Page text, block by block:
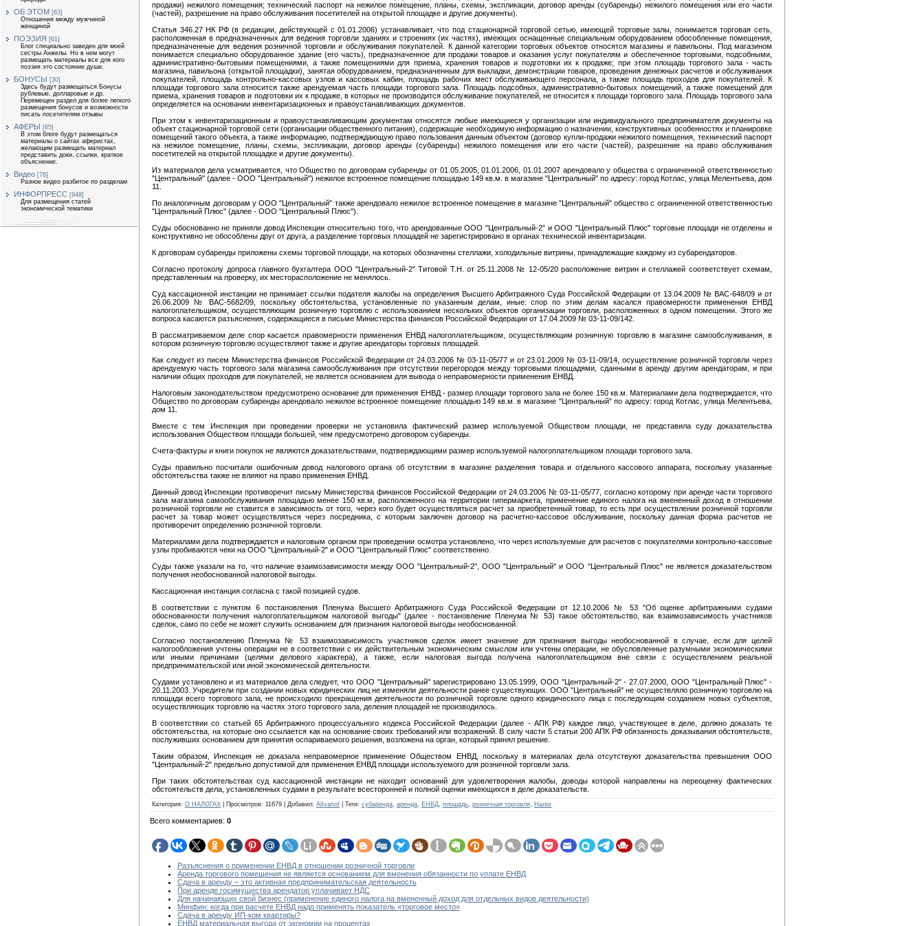
ОБ ЭТОМ [63]
Отношения между мужчиной
женщиной
ПОЭЗИЯ [61]
Блог специально заведен для моей
сестры Анжелы. Но в нем могут
размещать материалы все для кого
поэзия это состояние души.
БОНУСЫ [30]
Здесь будут размещаться Бонусы
рублевые, долларовые и др.
Перемещен раздел для более легкого
размещения бонусов и возможности
писать посетителям отзывы
АФЕРЫ [65]
В этом блоге будут размещаться
материалы о сайтах аферистах,
желающим размещать материал
представить доки, ссылки, краткое
объяснение.
Видео [76]
Разное видео разбитое по разделам
ИНФОРПРЕСС [948]
Для размещения статей
экономической тематики
продажи) нежилого помещения; технический паспорт на нежилое помещение, планы, схемы, экспликации, договор аренды (субаренды) нежилого помещения или его части
(частей), разрешение на право обслуживания посетителей на открытой площадке и другие документы).
Статья 346.27 НК РФ (в редакции, действующей с 01.01.2006) устанавливает, что под стационарной торговой сетью, имеющей торговые залы, понимается торговая сеть,
расположенная в предназначенных для ведения торговли зданиях и строениях (их частях), имеющих оснащенные специальным оборудованием обособленные помещения,
предназначенные для ведения розничной торговли и обслуживания покупателей. К данной категории торговых объектов относятся магазины и павильоны. Под магазином
понимается специально оборудованное здание (его часть), предназначенное для продажи товаров и оказания услуг покупателям и обеспеченное торговыми, подсобными,
административно-бытовыми помещениями, а также помещениями для приема, хранения товаров и подготовки их к продаже; при этом площадь торгового зала - часть
магазина, павильона (открытой площадки), занятая оборудованием, предназначенным для выкладки, демонстрации товаров, проведения денежных расчетов и обслуживания
покупателей, площадь контрольно-кассовых узлов и кассовых кабин, площадь рабочих мест обслуживающего персонала, а также площадь проходов для покупателей. К
площади торгового зала относится также арендуемая часть площади торгового зала. Площадь подсобных, административно-бытовых помещений, а также помещений для
приема, хранения товаров и подготовки их к продаже, в которых не производится обслуживание покупателей, не относится к площади торгового зала. Площадь торгового зала
определяется на основании инвентаризационных и правоустанавливающих документов.
При этом к инвентаризационным и правоустанавливающим документам относятся любые имеющиеся у организации или индивидуального предпринимателя документы на
объект стационарной торговой сети (организации общественного питания), содержащие необходимую информацию о назначении, конструктивных особенностях и планировке
помещений такого объекта, а также информацию, подтверждающую право пользования данным объектом (договор купли-продажи нежилого помещения, технический паспорт
на нежилое помещение, планы, схемы, экспликации, договор аренды (субаренды) нежилого помещения или его части (частей), разрешение на право обслуживания
посетителей на открытой площадке и другие документы).
Из материалов дела усматривается, что Общество по договорам субаренды от 01.05.2005, 01.01.2006, 01.01.2007 арендовало у общества с ограниченной ответственностью
"Центральный" (далее - ООО "Центральный") нежилое встроенное помещение площадью 149 кв.м. в магазине "Центральный" по адресу: город Котлас, улица Мелентьева, дом
11.
По аналогичным договорам у ООО "Центральный" также арендовало нежилое встроенное помещение в магазине "Центральный" общество с ограниченной ответственностью
"Центральный Плюс" (далее - ООО "Центральный Плюс").
Суды обоснованно не приняли довод Инспекции относительно того, что арендованные ООО "Центральный-2" и ООО "Центральный Плюс" торговые площади не отделены и
конструктивно не обособлены друг от друга, а разделение торговых площадей не зарегистрировано в органах технической инвентаризации.
К договорам субаренды приложены схемы торговой площади, на которых обозначены стеллажи, холодильные витрины, принадлежащие каждому из субарендаторов.
Согласно протоколу допроса главного бухгалтера ООО "Центральный-2" Титовой Т.Н. от 25.11.2008 № 12-05/20 расположение витрин и стеллажей соответствует схемам,
представленным на проверку, их месторасположение не менялось.
Суд кассационной инстанции не принимает ссылки подателя жалобы на определения Высшего Арбитражного Суда Российской Федерации от 13.04.2009 № ВАС-648/09 и от
26.06.2009 № ВАС-5682/09, поскольку обстоятельства, установленные по указанным делам, иные: спор по этим делам касался правомерности применения ЕНВД
налогоплательщиком, осуществляющим розничную торговлю с использованием нескольких объектов организации торговли, расположенных в одном помещении. Этого же
вопроса касаются разъяснения, содержащиеся в письме Министерства финансов Российской Федерации от 17.04.2009 № 03-11-09/142.
В рассматриваемом деле спор касается правомерности применения ЕНВД налогоплательщиком, осуществляющим розничную торговлю в магазине самообслуживания, в
котором розничную торговлю осуществляют также и другие арендаторы торговых площадей.
Как следует из писем Министерства финансов Российской Федерации от 24.03.2006 № 03-11-05/77 и от 23.01.2009 № 03-11-09/14, осуществление розничной торговли через
арендуемую часть торгового зала магазина самообслуживания при отсутствии перегородок между торговыми площадями, сданными в аренду другим арендаторам, и при
наличии общих проходов для покупателей, не является основанием для вывода о неправомерности применения ЕНВД.
Налоговым законодательством предусмотрено основание для применения ЕНВД - размер площади торгового зала не более 150 кв.м. Материалами дела подтверждается, что
Общество по договорам субаренды арендовало нежилое встроенное помещение площадью 149 кв.м. в магазине "Центральный" по адресу: город Котлас, улица Мелентьева,
дом 11.
Вместе с тем Инспекция при проведении проверки не установила фактический размер используемой Обществом площади, не представила суду доказательства
использования Обществом площади большей, чем предусмотрено договором субаренды.
Счета-фактуры и книги покупок не являются доказательствами, подтверждающими размер используемой налогоплательщиком площади торгового зала.
Суды правильно посчитали ошибочным довод налогового органа об отсутствии в магазине разделения товара и отдельного кассового аппарата, поскольку указанные
обстоятельства также не влияют на право применения ЕНВД.
Данный довод Инспекции противоречит письму Министерства финансов Российской Федерации от 24.03.2006 № 03-11-05/77, согласно которому при аренде части торгового
зала магазина самообслуживания площадью менее 150 кв.м, расположенного на территории гипермаркета, применение единого налога на вмененный доход в отношении
розничной торговли не ставится в зависимость от того, через кого будет осуществляться расчет за приобретенный товар, то есть при осуществлении розничной торговли
расчет за товар может осуществляться через посредника, с которым заключен договор на расчетно-кассовое обслуживание, поскольку данная форма расчетов не
противоречит определению розничной торговли.
Материалами дела подтверждается и налоговым органом при проведении осмотра установлено, что через используемые для расчетов с покупателями контрольно-кассовые
узлы пробиваются чеки на ООО "Центральный-2" и ООО "Центральный Плюс" соответственно.
Суды также указали на то, что наличие взаимозависимости между ООО "Центральный-2", ООО "Центральный" и ООО "Центральный Плюс" не является доказательством
получения необоснованной налоговой выгоды.
Кассационная инстанция согласна с такой позицией судов.
В соответствии с пунктом 6 постановления Пленума Высшего Арбитражного Суда Российской Федерации от 12.10.2006 № 53 "Об оценке арбитражными судами
обоснованности получения налогоплательщиком налоговой выгоды" (далее - постановление Пленума № 53) такое обстоятельство, как взаимозависимость участников
сделок, само по себе не может служить основанием для признания налоговой выгоды необоснованной.
Согласно постановлению Пленума № 53 взаимозависимость участников сделок имеет значение для признания выгоды необоснованной в случае, если для целей
налогообложения учтены операции не в соответствии с их действительным экономическим смыслом или учтены операции, не обусловленные разумными экономическими
или иными причинами (целями делового характера), а также, если налоговая выгода получена налогоплательщиком вне связи с осуществлением реальной
предпринимательской или иной экономической деятельности.
Судами установлено и из материалов дела следует, что ООО "Центральный" зарегистрировано 13.05.1999, ООО "Центральный-2" - 27.07.2000, ООО "Центральный Плюс" -
20.11.2003. Учредители при создании новых юридических лиц не изменяли деятельности ранее существующих. ООО "Центральный" не осуществляло розничную торговлю на
площади всего торгового зала, не происходило прекращения деятельности по розничной торговле одного юридического лица с последующим созданием новых субъектов,
осуществляющих торговлю на частях этого торгового зала, деления площадей не производилось.
В соответствии со статьей 65 Арбитражного процессуального кодекса Российской Федерации (далее - АПК РФ) каждое лицо, участвующее в деле, должно доказать те
обстоятельства, на которые оно ссылается как на основание своих требований или возражений. В силу части 5 статьи 200 АПК РФ обязанность доказывания обстоятельств,
послуживших основанием для принятия оспариваемого решения, возложена на орган, который принял решение.
Таким образом, Инспекция не доказала неправомерное применение Обществом ЕНВД, поскольку в материалах дела отсутствуют доказательства превышения ООО
"Центральный-2" предельно допустимой для применения ЕНВД площади используемого для розничной торговли зала.
При таких обстоятельствах суд кассационной инстанции не находит оснований для удовлетворения жалобы, доводы которой направлены на переоценку фактических
обстоятельств дела, установленных судами в результате всесторонней и полной оценки имеющихся в деле доказательств.
Категория: О НАЛОГАХ Просмотров: 11679 Добавил: AlIvanof Теги: субаренда аренда ЕНВД площадь розничная торговля Налог
Всего комментариев: 0
Разъяснения о применении ЕНВД в отношении розничной торговли
Аренда торгового помещения не является основанием для вменения обязанности по уплате ЕНВД
Сдача в аренду – это активная предпринимательская деятельность
При аренде госимущества арендатор уплачивает НДС
Для начинающих свой бизнес (применение единого налога на вмененный доход для отдельных видов деятельности)
Минфин: когда при расчете ЕНВД надо применять показатель «торговое место»
Сдача в аренду ИП-ком квартиры?
ЕНВД материальная выгода от экономии на процентах